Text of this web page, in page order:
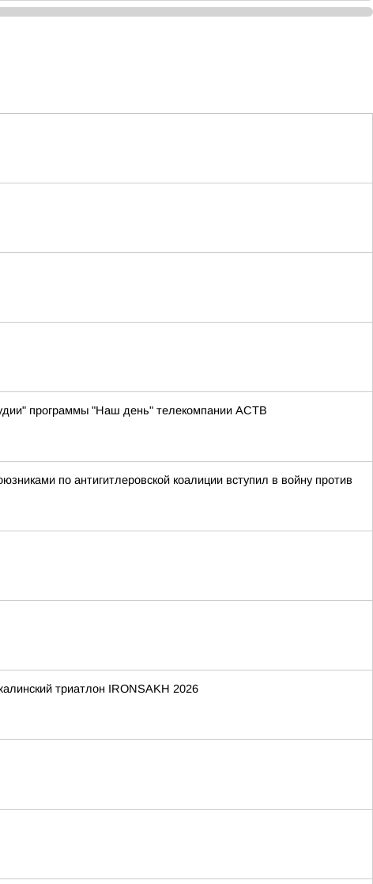
программы "Наш день" телекомпании АСТВ
по антигитлеровской коалиции вступил в войну против
триатлон IRONSAKH 2026